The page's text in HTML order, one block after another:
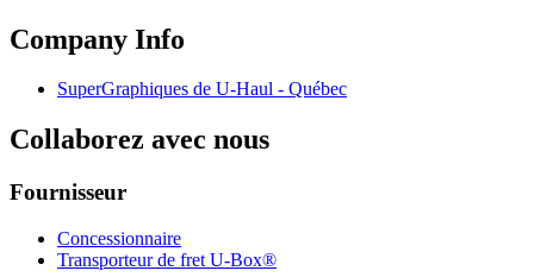
Company Info
SuperGraphiques de U-Haul - Québec
Collaborez avec nous
Fournisseur
Concessionnaire
Transporteur de fret U-Box®